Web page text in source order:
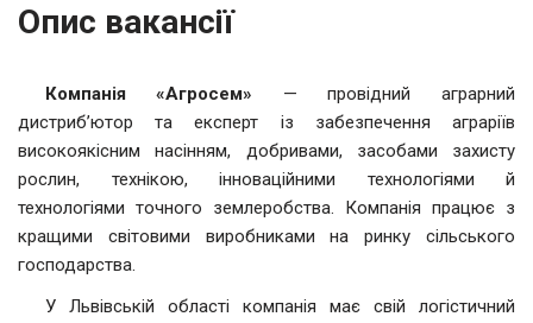
Опис вакансії
Компанія «Агросем» — провідний аграрний
дистриб’ютор та експерт із забезпечення аграріїв
високоякісним насінням, добривами, засобами захисту
рослин, технікою, інноваційними технологіями й
технологіями точного землеробства. Компанія працює з
кращими світовими виробниками на ринку сільського
господарства.
У Львівській області компанія має свій логістичний